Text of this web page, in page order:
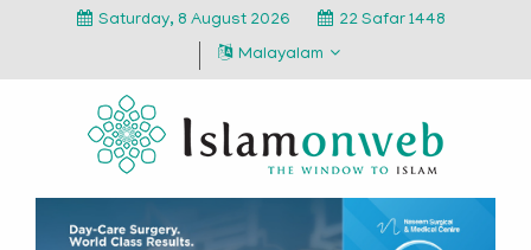
Saturday, 8 August 2026
22 Safar 1448
Malayalam